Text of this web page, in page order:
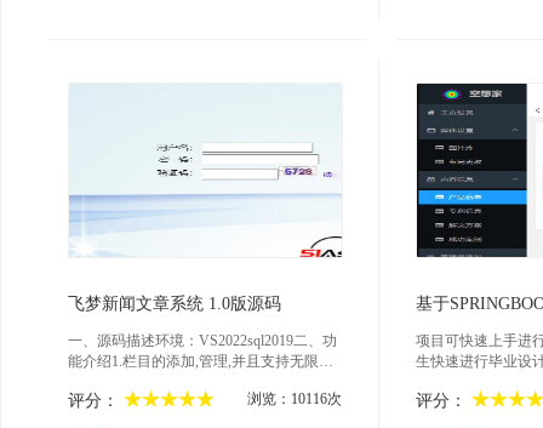
用封面栏目下级栏目数据的BUG7.修复如
示sa登录失败的BUG10.修复已知BUG数据
库在DB_51Aspx文件夹中(sql2019)，附加
tp://localhost:12345/admin/login.aspx三、注意
字符串，附加数据库。2、管理员账号与密
户名和密码都是
理员账号与密码：
5运行即可。
飞梦新闻文章系统 1.0版源码
一、源码描述环境：VS2022sql2019二、功
能介绍1.栏目的添加,管理,并且支持无限级
2.文档的发布管理,支持自由设置静态,动态
评分： 浏览：10116次
项目可快速上手进
生快速进行毕业设
评分：